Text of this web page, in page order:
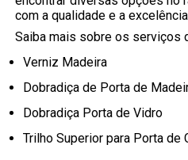
com a qualidade e a
Saiba mais sobre os serviços
Verniz Madeira
Dobradiça de Porta de
Dobradiça Porta de Vidro
Trilho Superior para Porta de